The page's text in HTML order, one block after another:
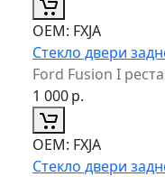
ОЕМ: FXJA
Стекло двери
Ford Fusion I
1 000р.
ОЕМ: FXJA
Стекло двери